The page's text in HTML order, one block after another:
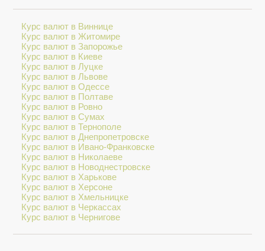
Курс валют в Виннице
Курс валют в Житомире
Курс валют в Запорожье
Курс валют в Киеве
Курс валют в Луцке
Курс валют в Львове
Курс валют в Одессе
Курс валют в Полтаве
Курс валют в Ровно
Курс валют в Сумах
Курс валют в Тернополе
Курс валют в Днепропетровске
Курс валют в Ивано-Франковске
Курс валют в Николаеве
Курс валют в Новоднестровске
Курс валют в Харькове
Курс валют в Херсоне
Курс валют в Хмельницке
Курс валют в Черкассах
Курс валют в Чернигове